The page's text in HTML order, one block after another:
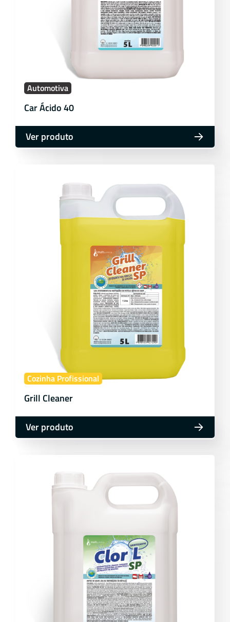
Automotiva
Car Ácido 40
Ver produto
Cozinha Profissional
Grill Cleaner
Ver produto